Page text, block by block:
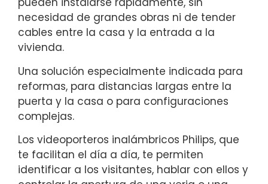
necesidad de grandes obras ni de tender
cables entre la casa y la entrada a la
vivienda.
Una solución especialmente indicada para
reformas, para distancias largas entre la
puerta y la casa o para configuraciones
complejas.
Los videoporteros inalámbricos Philips, que
te facilitan el día a día, te permiten
identificar a los visitantes, hablar con ellos y